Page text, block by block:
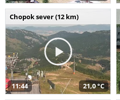
Chopok sever (12 km)
11:44 21,0 °C